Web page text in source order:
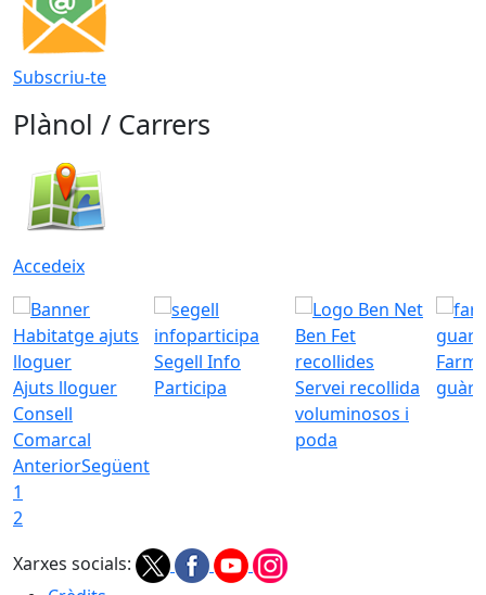
Subscriu-te
Plànol / Carrers
Accedeix
Ajuts lloguer
Consell
Comarcal
Segell Info
Participa
Servei recollida
voluminosos i
poda
AnteriorSegüent
1
2
Xarxes socials: